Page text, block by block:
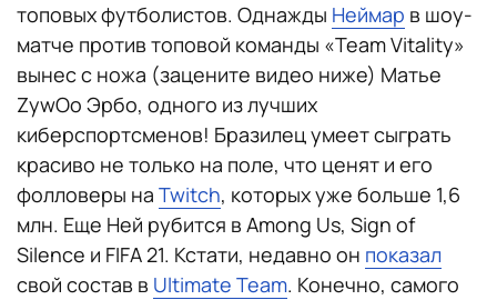
топовых футболистов. Однажды Неймар в шоу-
матче против топовой команды «Team Vitality»
вынес с ножа (зацените видео ниже) Матье
ZywOo Эрбо, одного из лучших
киберспортсменов! Бразилец умеет сыграть
красиво не только на поле, что ценят и его
фолловеры на Twitch, которых уже больше 1,6
млн. Еще Ней рубится в Among Us, Sign of
Silence и FIFA 21. Кстати, недавно он показал
свой состав в Ultimate Team. Конечно, самого